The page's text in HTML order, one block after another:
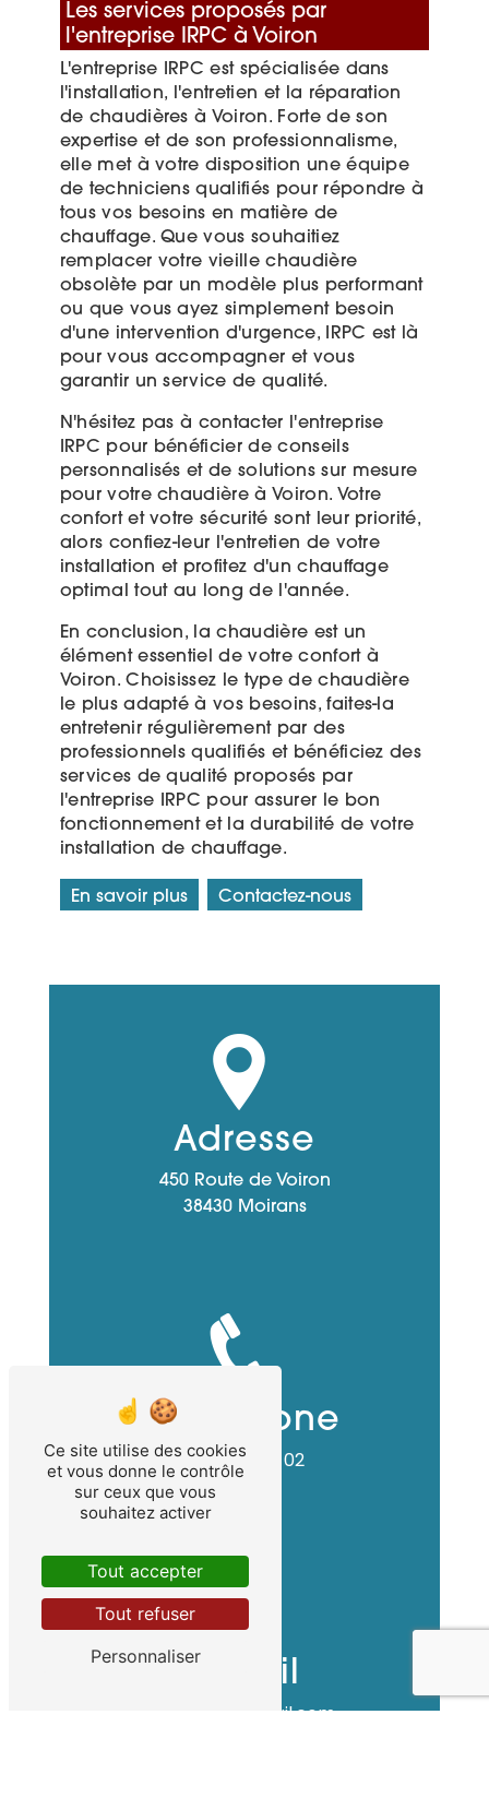
Les services proposés par
l'entreprise IRPC à Voiron
L'entreprise IRPC est spécialisée dans
l'installation, l'entretien et la réparation
de chaudières à Voiron. Forte de son
expertise et de son professionnalisme,
elle met à votre disposition une équipe
de techniciens qualifiés pour répondre à
tous vos besoins en matière de
chauffage. Que vous souhaitiez
remplacer votre vieille chaudière
obsolète par un modèle plus performant
ou que vous ayez simplement besoin
d'une intervention d'urgence, IRPC est là
pour vous accompagner et vous
garantir un service de qualité.
N'hésitez pas à contacter l'entreprise
IRPC pour bénéficier de conseils
personnalisés et de solutions sur mesure
pour votre chaudière à Voiron. Votre
confort et votre sécurité sont leur priorité,
alors confiez-leur l'entretien de votre
installation et profitez d'un chauffage
optimal tout au long de l'année.
En conclusion, la chaudière est un
élément essentiel de votre confort à
Voiron. Choisissez le type de chaudière
le plus adapté à vos besoins, faites-la
entretenir régulièrement par des
professionnels qualifiés et bénéficiez des
services de qualité proposés par
l'entreprise IRPC pour assurer le bon
fonctionnement et la durabilité de votre
installation de chauffage.
En savoir plus Contactez-nous
Adresse
450 Route de Voiron
38430 Moirans
Téléphone
06 15 33 64 02
E-mail
vbozn38@gmail.com
Ce site utilise des cookies
et vous donne le contrôle
sur ceux que vous
souhaitez activer
Tout accepter
Tout refuser
Personnaliser